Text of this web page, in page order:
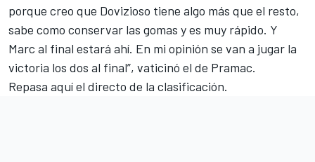
porque creo que Dovizioso tiene algo más que el resto,
sabe como conservar las gomas y es muy rápido. Y
Marc al final estará ahí. En mi opinión se van a jugar la
victoria los dos al final”, vaticinó el de Pramac.
Repasa aquí el directo de la clasificación.